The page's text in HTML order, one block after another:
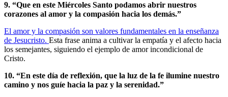
9. “Que en este Miércoles Santo podamos abrir nuestros
corazones al amor y la compasión hacia los demás.”
El amor y la compasión son valores fundamentales en la enseñanza
de Jesucristo. Esta frase anima a cultivar la empatía y el afecto hacia
los semejantes, siguiendo el ejemplo de amor incondicional de
Cristo.
10. “En este día de reflexión, que la luz de la fe ilumine nuestro
camino y nos guíe hacia la paz y la serenidad.”